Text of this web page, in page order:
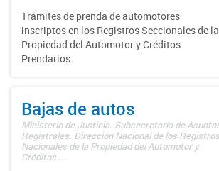
Trámites de prenda de automotores
inscriptos en los Registros Seccionales de la
Propiedad del Automotor y Créditos
Prendarios.
Bajas de autos
Ministerio de Justicia. Subsecretaría de
Registrales. Dirección Nacional de los Registros
Nacionales de la Propiedad del Automotor y
Créditos ...